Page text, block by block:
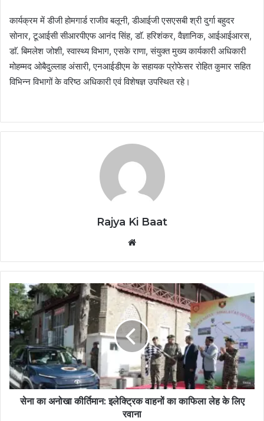
कार्यक्रम में डीजी होमगार्ड राजीव बलूनी, डीआईजी एसएसबी श्री दुर्गा बहुदर
सोनार, टूआईसी सीआरपीएफ आनंद सिंह, डाॅ. हरिशंकर, वैज्ञानिक, आईआईआरस,
डाॅ. बिमलेश जोशी, स्वास्थ्य विभाग, एसके राणा, संयुक्त मुख्य कार्यकारी अधिकारी
मोहम्मद ओबैदुल्लाह अंसारी, एनआईडीएम के सहायक प्रोफेसर रोहित कुमार सहित
विभिन्न विभागों के वरिष्ठ अधिकारी एवं विशेषज्ञ उपस्थित रहे।
Rajya Ki Baat
सेना का अनोखा कीर्तिमान: इलेक्ट्रिक वाहनों का काफिला लेह के लिए
रवाना